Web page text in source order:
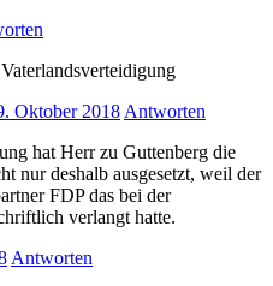
Oktober 2018 Antworten
hat Herr zu Guttenberg die
nur deshalb ausgesetzt, weil der
FDP das bei der
verlangt hatte.
Antworten